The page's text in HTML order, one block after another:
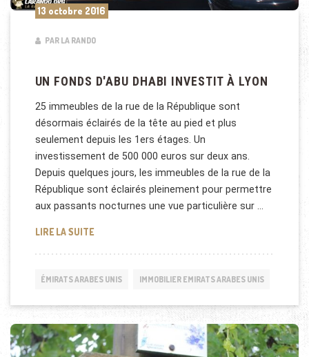
13 octobre 2016
PAR LA RANDO
UN FONDS D'ABU DHABI INVESTIT À LYON
25 immeubles de la rue de la République sont
désormais éclairés de la tête au pied et plus
seulement depuis les 1ers étages. Un
investissement de 500 000 euros sur deux ans.
Depuis quelques jours, les immeubles de la rue de la
République sont éclairés pleinement pour permettre
aux passants nocturnes une vue particulière sur …
LIRE LA SUITEUN FONDS D'ABU DHABI INVESTIT À LYON
ÉMIRATS ARABES UNIS IMMOBILIER EMIRATS ARABES UNIS